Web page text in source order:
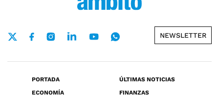
NEWSLETTER
PORTADA
ÚLTIMAS NOTICIAS
ECONOMÍA
FINANZAS